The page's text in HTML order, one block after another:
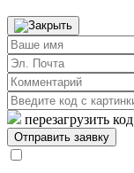
перезагрузить код